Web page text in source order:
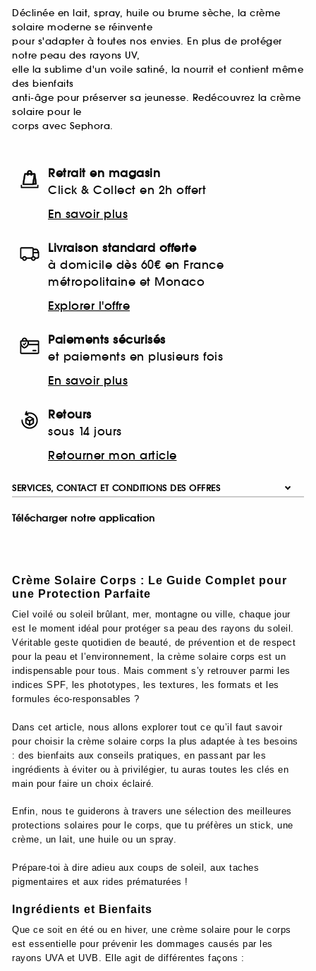
Déclinée en lait, spray, huile ou brume sèche, la crème
solaire moderne se réinvente
pour s'adapter à toutes nos envies. En plus de protéger
notre peau des rayons UV,
elle la sublime d'un voile satiné, la nourrit et contient même
des bienfaits
anti-âge pour préserver sa jeunesse. Redécouvrez la crème
solaire pour le
corps avec Sephora.
Retrait en magasin
Click & Collect en 2h offert
En savoir plus
Livraison standard offerte
à domicile dès 60€ en France
métropolitaine et Monaco
Explorer l'offre
Paiements sécurisés
et paiements en plusieurs fois
En savoir plus
Retours
sous 14 jours
Retourner mon article
SERVICES, CONTACT ET CONDITIONS DES OFFRES
Télécharger notre application
Crème Solaire Corps : Le Guide Complet pour
une Protection Parfaite
Ciel voilé ou soleil brûlant, mer, montagne ou ville, chaque jour
est le moment idéal pour protéger sa peau des rayons du soleil.
Véritable geste quotidien de beauté, de prévention et de respect
pour la peau et l’environnement, la crème solaire corps est un
indispensable pour tous. Mais comment s’y retrouver parmi les
indices SPF, les phototypes, les textures, les formats et les
formules éco-responsables ?
Dans cet article, nous allons explorer tout ce qu’il faut savoir
pour choisir la crème solaire corps la plus adaptée à tes besoins
: des bienfaits aux conseils pratiques, en passant par les
ingrédients à éviter ou à privilégier, tu auras toutes les clés en
main pour faire un choix éclairé.
Enfin, nous te guiderons à travers une sélection des meilleures
protections solaires pour le corps, que tu préfères un stick, une
crème, un lait, une huile ou un spray.
Prépare-toi à dire adieu aux coups de soleil, aux taches
pigmentaires et aux rides prématurées !
Ingrédients et Bienfaits
Que ce soit en été ou en hiver, une crème solaire pour le corps
est essentielle pour prévenir les dommages causés par les
rayons UVA et UVB. Elle agit de différentes façons :